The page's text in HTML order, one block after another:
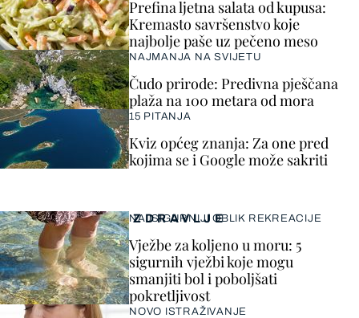
ZDRAVLJE
NAJSIGURNIJI OBLIK REKREACIJE
Vježbe za koljeno u moru: 5
sigurnih vježbi koje mogu
smanjiti bol i poboljšati
pokretljivost
NOVO ISTRAŽIVANJE
Prefina ljetna salata od kupusa:
Kremasto savršenstvo koje
najbolje paše uz pečeno meso
NAJMANJA NA SVIJETU
Čudo prirode: Predivna pješčana
plaža na 100 metara od mora
15 PITANJA
Kviz općeg znanja: Za one pred
kojima se i Google može sakriti